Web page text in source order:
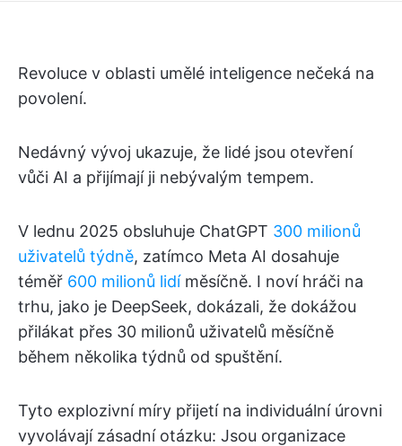
Revoluce v oblasti umělé inteligence nečeká na
povolení.
Nedávný vývoj ukazuje, že lidé jsou otevření
vůči AI a přijímají ji nebývalým tempem.
V lednu 2025 obsluhuje ChatGPT 300 milionů
uživatelů týdně, zatímco Meta AI dosahuje
téměř 600 milionů lidíměsíčně. I noví hráči na
trhu, jako je DeepSeek, dokázali, že dokážou
přilákat přes 30 milionů uživatelů měsíčně
během několika týdnů od spuštění.
Tyto explozivní míry přijetí na individuální úrovni
vyvolávají zásadní otázku: Jsou organizace